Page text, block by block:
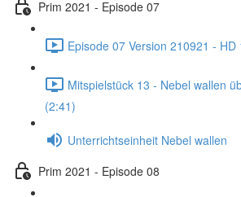
Prim 2021 - Episode 07
Episode 07 Version 210921 -
Mitspielstück 13 - Nebel wallen
(2:41)
Unterrichtseinheit Nebel wallen
Prim 2021 - Episode 08